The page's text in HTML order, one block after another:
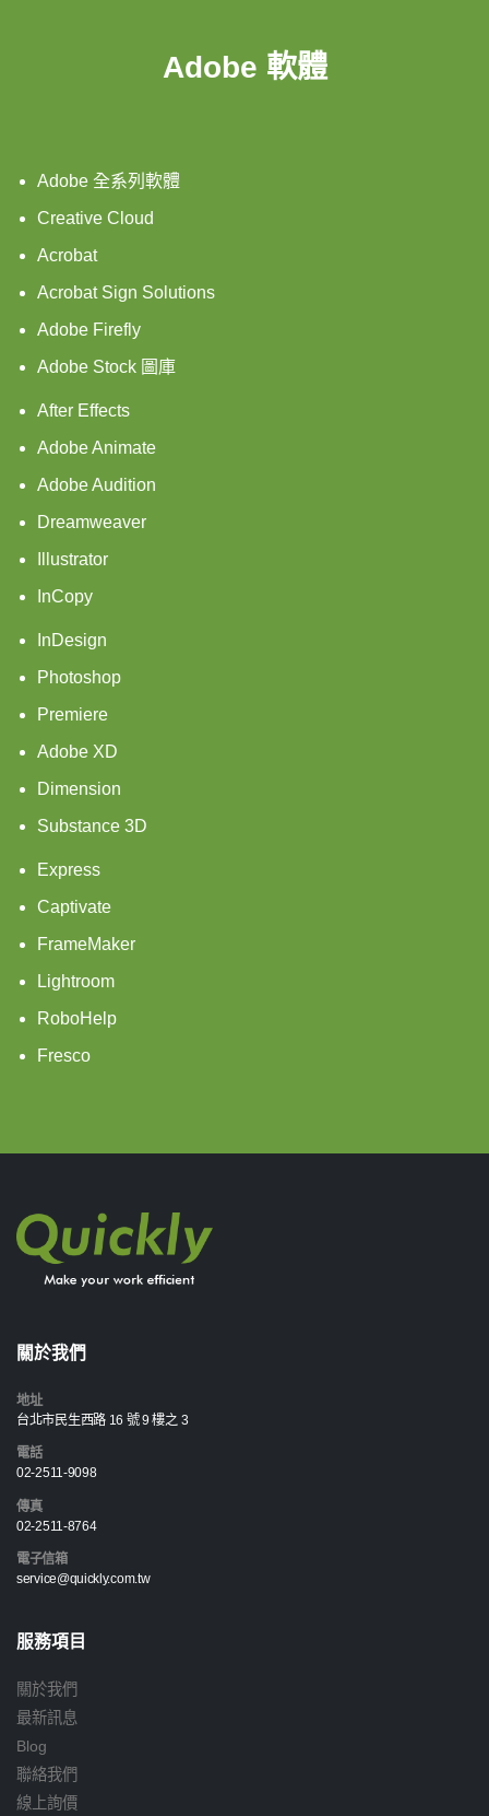
Adobe 軟體
Adobe 全系列軟體
Creative Cloud
Acrobat
Acrobat Sign Solutions
Adobe Firefly
Adobe Stock 圖庫
After Effects
Adobe Animate
Adobe Audition
Dreamweaver
Illustrator
InCopy
InDesign
Photoshop
Premiere
Adobe XD
Dimension
Substance 3D
Express
Captivate
FrameMaker
Lightroom
RoboHelp
Fresco
關於我們
地址
台北市民生西路 16 號 9 樓之 3
電話
02-2511-9098
傳真
02-2511-8764
電子信箱
service@quickly.com.tw
服務項目
關於我們
最新訊息
Blog
聯絡我們
線上詢價